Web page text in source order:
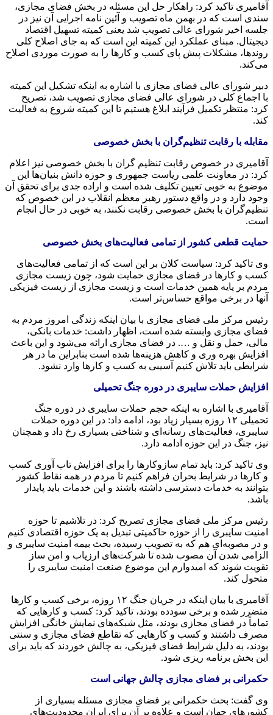
آقامیری تاکید کرد: راهکار حل این مسئله در بخش فضای مجازی،
سندی است که در بهمن ماه تصویب و آئین نامه اجرایی آن نیز در
جلسه اخیر شورای عالی تصویب شد یعنی کمیته تسهیل اقتصاد
دیجیتال. مبنای عملکرد این کمیته این است که به جای اصلاح کلی
روندها، مشکلات پیش پای کسب و کارها را به صورت موردی اصلاح
می‌کند.
دبیر شورای عالی فضای مجازی با اشاره به اینکه تشکیل این کمیته
با اجماع کلی در شورای عالی فضای مجازی تصویب شد، تصریح
کرد: منتظر تکمیل فرآیند ابلاغ هستیم تا این کمیته شروع به فعالیت
کند.
مقابله با رقابت تنظیم‌گران با بخش خصوصی
آقامیری در خصوص رقابت تنظیم گران با بخش خصوصی نیز اعلام
کرد: در معاونت علمی ریاست جمهوری و حوزه دانش بنیان‌ها این
موضوع به خوبی تعیین تکلیف شده است و اراده جدی برای تحقق آن
وجود دارد و در واقع دستور رهبر معظم انقلاب در این خصوص که
تنظیم‌گران با بخش خصوصی رقابت نکنند، به خوبی در حال انجام
است.
حمایت قطعی کشور از تمامی فعالیت‌های بخش خصوصی
وی تاکید کرد: سیاست کلان بر این است که از تمامی فعالیت‌های
کسب و کارها در فضای مجازی حمایت شود، چون زیست مجازی
مردم بر پایه همین خدمات است و زیست مجازی از زیست فیزیکی
آنها در برخی مواقع حساس‌تر است.
رئیس مرکز ملی فضای مجازی با بیان اینکه زندگی امروز مردم به
فضای مجازی وابسته شده است، اظهار داشت: خدمات بانکی،
مالی، حمل و نقل و …. در فضای مجازی ارائه می‌شود و این باعث
افزایش بهره وری و کاهش هزینه‌ها شده است بنابراین ما در هر
شرایطی باید تلاش کنیم آسیبی به کسب و کارها وارد نشود.
افزایش حملات سایبری در دوره جنگ تحمیلی
آقامیری با اشاره به اینکه حجم حملات سایبری در دوره جنگ
تحمیلی ۱۲ روزه بسیار زیاد بود، ادامه داد: در این دوره حملات
سایبری، فعالیت‌های رسانه‌ای و شناختی بسیاری رخ داد و همچنان
نیز، جنگ در این حوزه ادامه دارد.
وی تاکید کرد: باید تمام سازوکارها را برای افزایش تاب آوری کسب
و کارها در شرایط بحران فراهم کنیم تا مردم در همه نقاط کشور
بتوانند به خدمات دسترسی داشته باشند و این خدمات باید پایدار
باشد.
رئیس مرکز ملی فضای مجازی تصریح کرد: در تلاشیم تا حوزه
امنیت سایبری را از حوزه حاکمیتی تبدیل به یک حوزه اقتصادی کنیم
و در مصوبه‌ای هم که به تصویب رسیده، بحث بیمه امنیت سایبری و
الزامی شدن آن مصوب شده تا شرکت‌های ارزیاب و امن ساز
تقویت شوند که امیدوارم این موضوع صنعت امنیت سایبری را
متحول کند.
آقامیری با بیان اینکه در جریان جنگ ۱۲ روزه، برخی کسب و کارها
متضرر شده و برخی سودده بودند، تاکید کرد: کسب و کارهایی که
تماماً در فضای مجازی بودند، مثل شبکه‌های نمایش خانگی افزایش
مصرف داشتند و کسب و کارهایی که تقاطع فضای مجازی و سنتی
بودند، به دلیل شرایط فضای فیزیکی، به چالش خوردند که باید برای
این بخش برنامه ریزی شود.
حکمرانی بر فضای مجازی چالش جهانی است
وی گفت: بحث حکمرانی بر فضای مجازی مسئله بسیاری از
کشورهای جهان است و علاوه بر آن برای ایران محدودیت‌های